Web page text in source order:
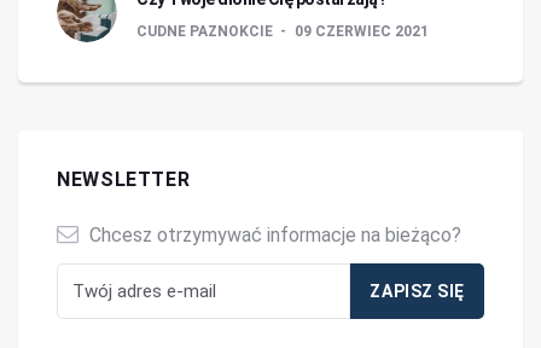
CUDNE PAZNOKCIE 09 CZERWIEC 2021
NEWSLETTER
Chcesz otrzymywać informacje na bieżąco?